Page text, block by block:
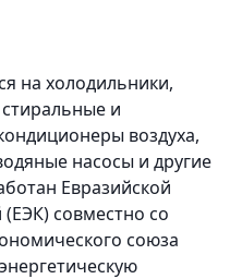
на холодильники,
и
воздуха,
насосы и другие
Евразийской
совместно со
союза